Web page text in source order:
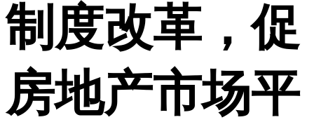
制度改革，促
房地产市场平